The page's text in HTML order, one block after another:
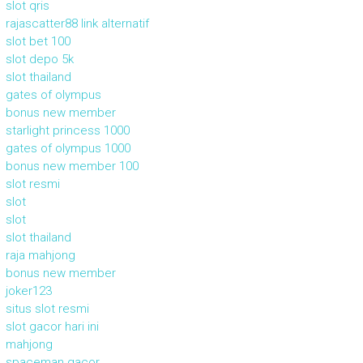
slot qris
rajascatter88 link alternatif
slot bet 100
slot depo 5k
slot thailand
gates of olympus
bonus new member
starlight princess 1000
gates of olympus 1000
bonus new member 100
slot resmi
slot
slot
slot thailand
raja mahjong
bonus new member
joker123
situs slot resmi
slot gacor hari ini
mahjong